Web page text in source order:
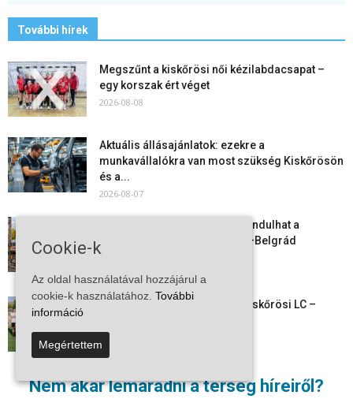
Nem akar lemaradni a térség híreiről?
További hírek
Megszűnt a kiskőrösi női kézilabdacsapat –
egy korszak ért véget
2026-08-08
Aktuális állásajánlatok: ezekre a
munkavállalókra van most szükség Kiskőrösön
és a...
2026-08-07
Vitézy Dávid: már ősszel újraindulhat a
személyszállítás a Budapest–Belgrád
vasútvonalon
2026-08-06
Megkezdte a felkészülést a Kiskőrösi LC –
2026-08-06
Mi történik Európa felett? Ezért nem tud
szabadulni a kontinens a...
Cookie-k
Az oldal használatával hozzájárul a
cookie-k használatához. További
információ
Megértettem